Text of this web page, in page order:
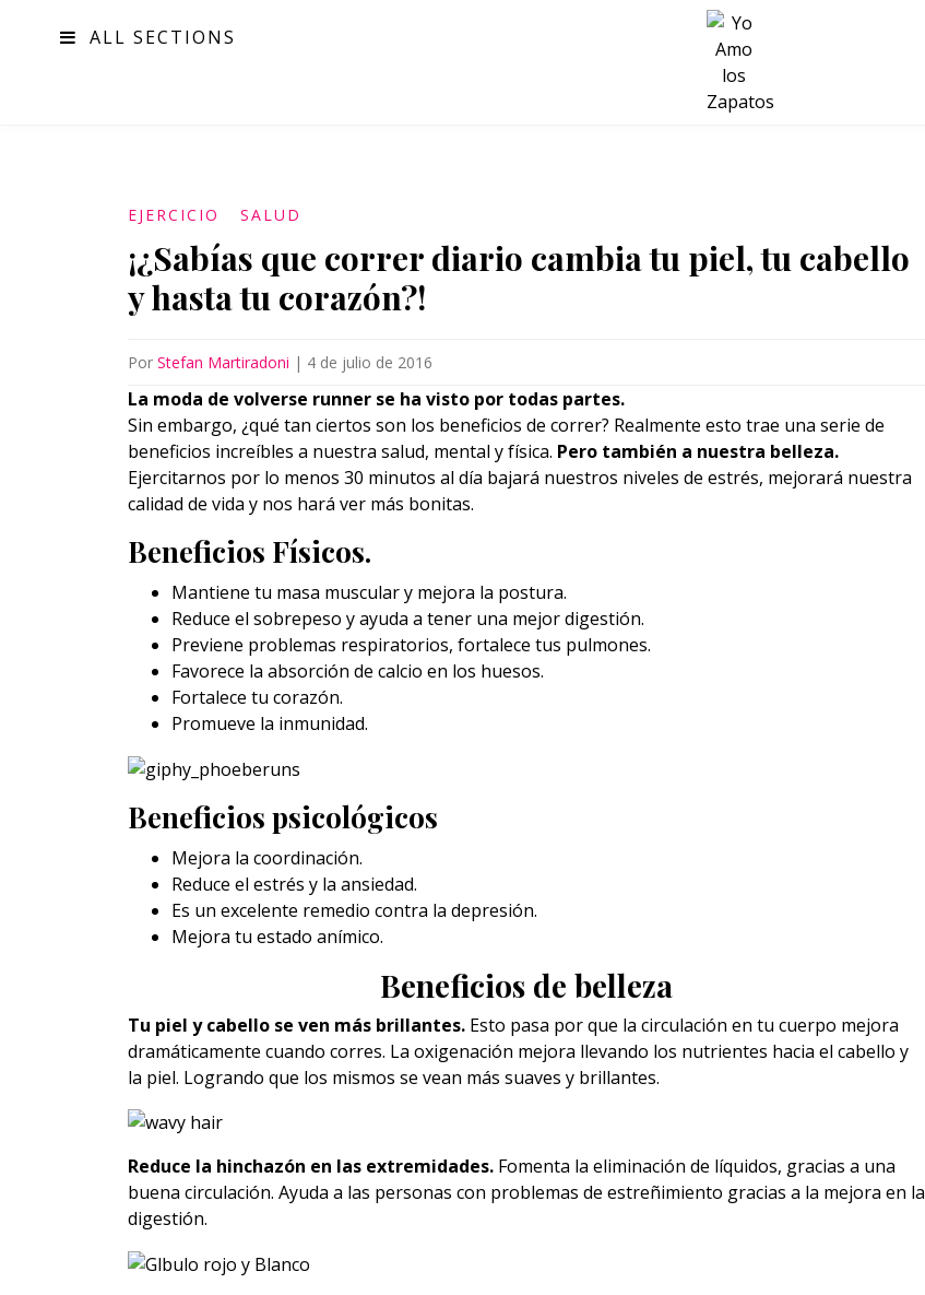
ALL SECTIONS
SALUD
EJERCICIO SALUD
¡¿Sabías que correr diario cambia tu piel, tu cabello
y hasta tu corazón?!
Por Stefan Martiradoni | 4 de julio de 2016
La moda de volverse runner se ha visto por todas partes.
Sin embargo, ¿qué tan ciertos son los beneficios de correr? Realmente esto trae una serie de
beneficios increíbles a nuestra salud, mental y física. Pero también a nuestra belleza.
Ejercitarnos por lo menos 30 minutos al día bajará nuestros niveles de estrés, mejorará nuestra
calidad de vida y nos hará ver más bonitas.
Beneficios Físicos.
Mantiene tu masa muscular y mejora la postura.
Reduce el sobrepeso y ayuda a tener una mejor digestión.
Previene problemas respiratorios, fortalece tus pulmones.
Favorece la absorción de calcio en los huesos.
Fortalece tu corazón.
Promueve la inmunidad.
Beneficios psicológicos
Mejora la coordinación.
Reduce el estrés y la ansiedad.
Es un excelente remedio contra la depresión.
Mejora tu estado anímico.
Beneficios de belleza
Tu piel y cabello se ven más brillantes. Esto pasa por que la circulación en tu cuerpo mejora
dramáticamente cuando corres. La oxigenación mejora llevando los nutrientes hacia el cabello y
la piel. Logrando que los mismos se vean más suaves y brillantes.
Reduce la hinchazón en las extremidades. Fomenta la eliminación de líquidos, gracias a una
buena circulación. Ayuda a las personas con problemas de estreñimiento gracias a la mejora en la
digestión.